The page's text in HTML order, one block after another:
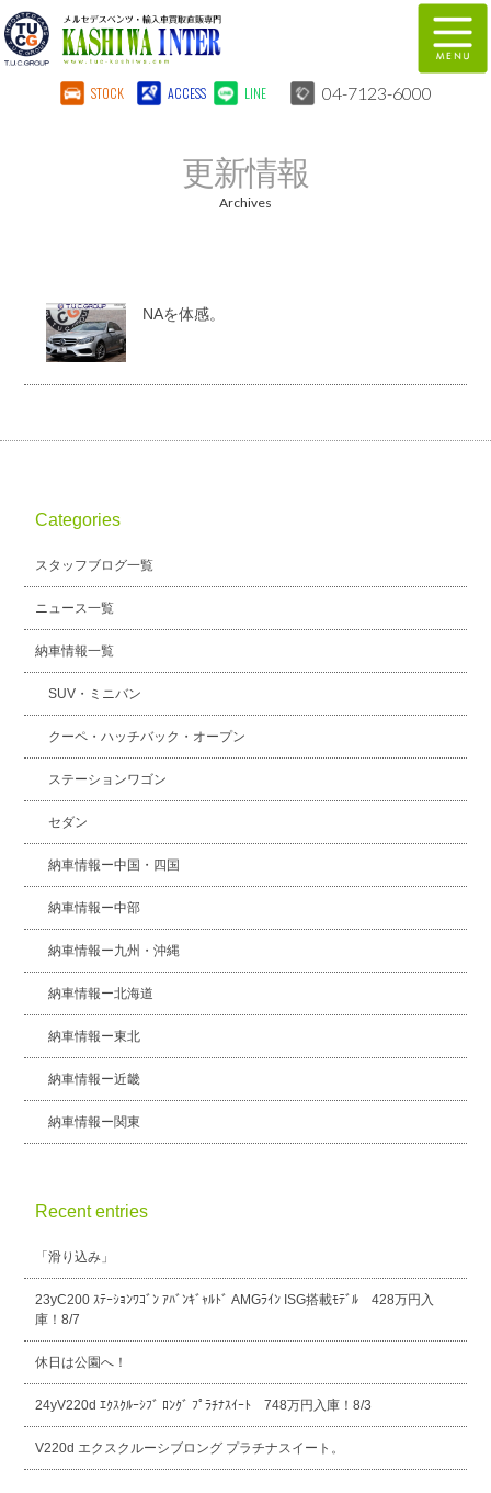
STOCK ACCESS LINE 04-7123-6000
注文販売
柏インター買取事業部 スタッフ紹介
スタッフブログ
更新情報
Archives
NAを体感。
Categories
スタッフブログ一覧
ニュース一覧
納車情報一覧
SUV・ミニバン
クーペ・ハッチバック・オープン
ステーションワゴン
セダン
納車情報ー中国・四国
納車情報ー中部
納車情報ー九州・沖縄
納車情報ー北海道
納車情報ー東北
納車情報ー近畿
納車情報ー関東
Recent entries
「滑り込み」
23yC200 ｽﾃｰｼｮﾝﾜｺﾞﾝ ｱﾊﾞﾝｷﾞｬﾙﾄﾞ AMGﾗｲﾝ ISG搭載ﾓﾃﾞﾙ 428万円入
庫！8/7
休日は公園へ！
24yV220d ｴｸｽｸﾙｰｼﾌﾞ ﾛﾝｸﾞ ﾌﾟﾗﾁﾅｽｲｰﾄ 748万円入庫！8/3
V220d エクスクルーシブロング プラチナスイート。